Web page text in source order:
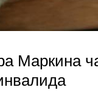
Маркина